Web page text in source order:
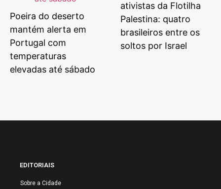
Poeira do deserto
mantém alerta em
Portugal com
temperaturas
elevadas até sábado
ativistas da Flotilha
Palestina: quatro
brasileiros entre os
soltos por Israel
EDITORIAIS
Sobre a Cidade